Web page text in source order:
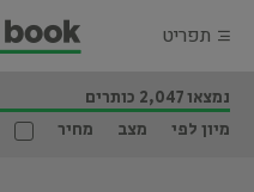
תפריט
נמצאו 2,047 כותרים
מיון לפי
מצב מחיר